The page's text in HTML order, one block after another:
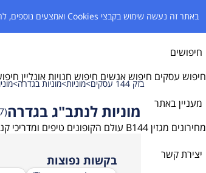
באתר זה נעשה שימוש בקבצי Cookies ואמצעים נוספים,
חיפושים
חיפוש עסקים חיפוש אנשים חיפוש חנויות אונליין
מעניין באתר
מחירונים מגזין B144 עולם הקופונים טיפים ומדריכי
יצירת קשר
בזק 144 עסקים >מוניות>מוניות בגדרה>
מוניות לנתב"ג בגדרה(
בקשות נפוצות